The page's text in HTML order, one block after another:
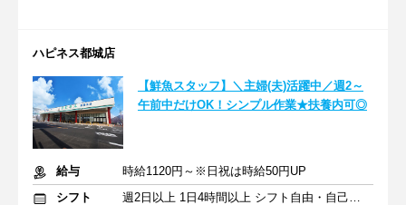
ハピネス都城店
【鮮魚スタッフ】＼主婦(夫)活躍中／週2～
午前中だけOK！シンプル作業★扶養内可◎
給与
時給1120円～※日祝は時給50円UP
シフト
週2日以上 1日4時間以上 シフト自由・自己申告